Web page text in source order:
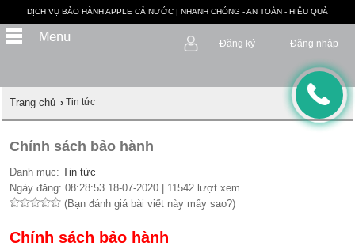
DỊCH VỤ BẢO HÀNH APPLE CẢ NƯỚC | NHANH CHÓNG - AN TOÀN - HIỆU QUẢ
Đăng nhập
Đăng ký
Trang chủ › Tin tức
Chính sách bảo hành
Danh mục:Tin tức
Ngày đăng: 08:28:53 18-07-2020 | 11542 lượt xem
(Bạn đánh giá bài viết này mấy sao?)
Chính sách bảo hành